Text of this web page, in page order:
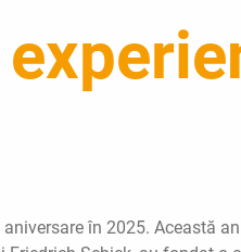
în 2025. Această